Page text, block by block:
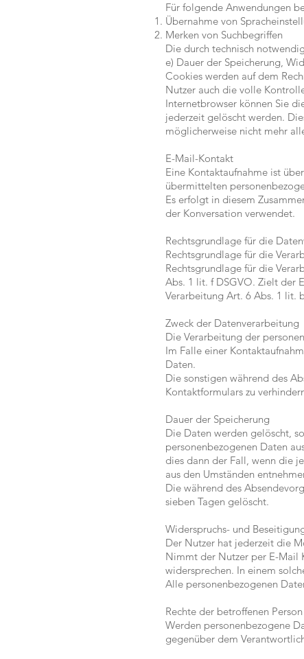
Für folgende Anwendungen
Übernahme von
Merken von Suchbegriffen
Die durch technisch
e) Dauer der Speicherung,
Cookies werden auf dem
Nutzer auch die volle
Internetbrowser können Sie
jederzeit gelöscht werden.
möglicherweise nicht mehr
E-Mail-Kontakt
Eine Kontaktaufnahme ist
übermittelten
Es erfolgt in diesem
der Konversation verwendet.
Rechtsgrundlage für die
Rechtsgrundlage für die
Rechtsgrundlage für die
Abs. 1 lit. f DSGVO. Zielt der
Verarbeitung Art. 6 Abs. 1 lit.
Zweck der Datenverarbeitung
Die Verarbeitung der
Im Falle einer
Daten.
Die sonstigen während des
Kontaktformulars zu
Dauer der Speicherung
Die Daten werden gelöscht,
personenbezogenen Daten
dies dann der Fall, wenn die
aus den Umständen
Die während des
sieben Tagen gelöscht.
Widerspruchs- und
Der Nutzer hat jederzeit die
Nimmt der Nutzer per E-Mail
widersprechen. In einem
Alle personenbezogenen
Rechte der betroffenen Person
Werden personenbezogene
gegenüber dem